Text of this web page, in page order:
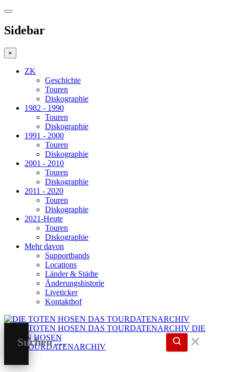
Sidebar
×
ZK
Geschichte
Touren
Diskographie
1982 - 1990
Touren
Diskographie
1991 - 2000
Touren
Diskographie
2001 - 2010
Touren
Diskographie
2011 - 2020
Touren
Diskographie
2021-Heute
Touren
Diskographie
Mehr davon
Supportbands
Locations
Länder & Städte
Änderungshistorie
Liveticker
Kontakthof
DIE
TOTEN HOSEN
DAS TOURDATENARCHIV
✕